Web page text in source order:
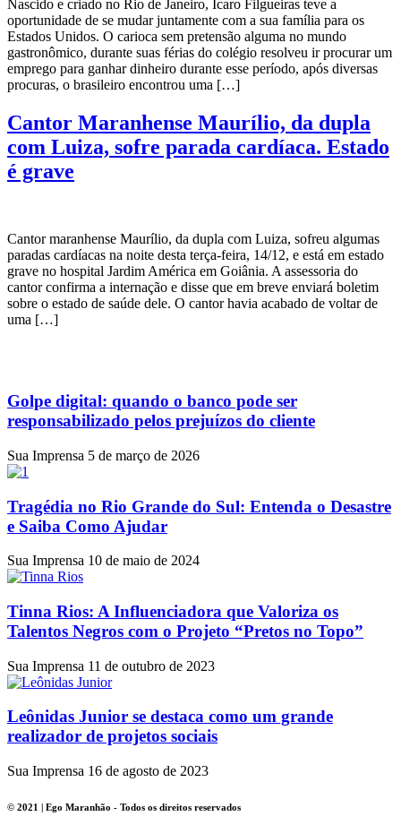
Nascido e criado no Rio de Janeiro, Ícaro Filgueiras teve a
oportunidade de se mudar juntamente com a sua família para os
Estados Unidos. O carioca sem pretensão alguma no mundo
gastronômico, durante suas férias do colégio resolveu ir procurar um
emprego para ganhar dinheiro durante esse período, após diversas
procuras, o brasileiro encontrou uma […]
Cantor Maranhense Maurílio, da dupla
com Luiza, sofre parada cardíaca. Estado
é grave
Cantor maranhense Maurílio, da dupla com Luiza, sofreu algumas
paradas cardíacas na noite desta terça-feira, 14/12, e está em estado
grave no hospital Jardim América em Goiânia. A assessoria do
cantor confirma a internação e disse que em breve enviará boletim
sobre o estado de saúde dele. O cantor havia acabado de voltar de
uma […]
Golpe digital: quando o banco pode ser
responsabilizado pelos prejuízos do cliente
Sua Imprensa 5 de março de 2026
Tragédia no Rio Grande do Sul: Entenda o Desastre
e Saiba Como Ajudar
Sua Imprensa 10 de maio de 2024
Tinna Rios: A Influenciadora que Valoriza os
Talentos Negros com o Projeto “Pretos no Topo”
Sua Imprensa 11 de outubro de 2023
Leônidas Junior se destaca como um grande
realizador de projetos sociais
Sua Imprensa 16 de agosto de 2023
© 2021 | Ego Maranhão - Todos os direitos reservados